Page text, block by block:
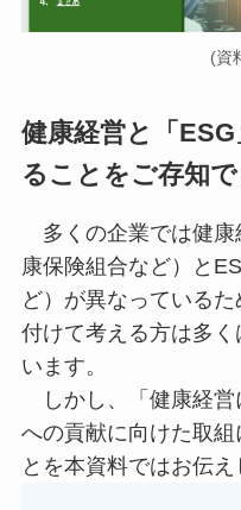
(資
健康経営と「
ることをご存知
多くの企業では健康
康保険組合など）と
ど）が異なっている
付けて考える⽅は多
います。
しかし、「健康経営
への貢献に向けた取
とを本資料ではお伝え